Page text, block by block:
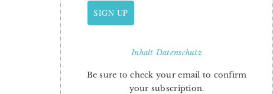
PRIMARY
SIDEBAR
SIGN UP
InhaltDatenschutz
Be sure to check your email to confirm
your subscription.